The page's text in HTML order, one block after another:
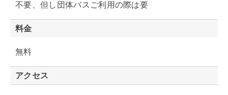
不要、但し団体バスご利用の際は要
料金
無料
アクセス